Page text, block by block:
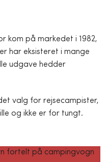
kom på markedet i 1982,
har eksisteret i mange
udgave hedder
valg for rejsecampister,
og ikke er for tungt.